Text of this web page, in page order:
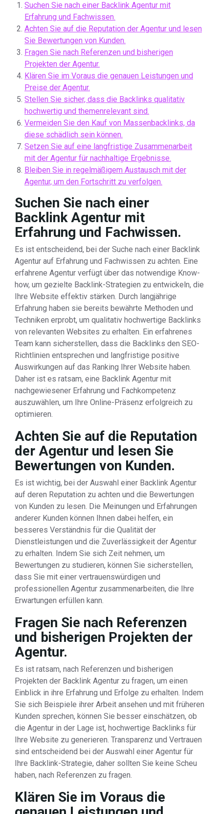
Suchen Sie nach einer Backlink Agentur mit
Erfahrung und Fachwissen.
Achten Sie auf die Reputation der Agentur und lesen
Sie Bewertungen von Kunden.
Fragen Sie nach Referenzen und bisherigen
Projekten der Agentur.
Klären Sie im Voraus die genauen Leistungen und
Preise der Agentur.
Stellen Sie sicher, dass die Backlinks qualitativ
hochwertig und themenrelevant sind.
Vermeiden Sie den Kauf von Massenbacklinks, da
diese schädlich sein können.
Setzen Sie auf eine langfristige Zusammenarbeit
mit der Agentur für nachhaltige Ergebnisse.
Bleiben Sie in regelmäßigem Austausch mit der
Agentur, um den Fortschritt zu verfolgen.
Suchen Sie nach einer
Backlink Agentur mit
Erfahrung und Fachwissen.
Es ist entscheidend, bei der Suche nach einer Backlink
Agentur auf Erfahrung und Fachwissen zu achten. Eine
erfahrene Agentur verfügt über das notwendige Know-
how, um gezielte Backlink-Strategien zu entwickeln, die
Ihre Website effektiv stärken. Durch langjährige
Erfahrung haben sie bereits bewährte Methoden und
Techniken erprobt, um qualitativ hochwertige Backlinks
von relevanten Websites zu erhalten. Ein erfahrenes
Team kann sicherstellen, dass die Backlinks den SEO-
Richtlinien entsprechen und langfristige positive
Auswirkungen auf das Ranking Ihrer Website haben.
Daher ist es ratsam, eine Backlink Agentur mit
nachgewiesener Erfahrung und Fachkompetenz
auszuwählen, um Ihre Online-Präsenz erfolgreich zu
optimieren.
Achten Sie auf die Reputation
der Agentur und lesen Sie
Bewertungen von Kunden.
Es ist wichtig, bei der Auswahl einer Backlink Agentur
auf deren Reputation zu achten und die Bewertungen
von Kunden zu lesen. Die Meinungen und Erfahrungen
anderer Kunden können Ihnen dabei helfen, ein
besseres Verständnis für die Qualität der
Dienstleistungen und die Zuverlässigkeit der Agentur
zu erhalten. Indem Sie sich Zeit nehmen, um
Bewertungen zu studieren, können Sie sicherstellen,
dass Sie mit einer vertrauenswürdigen und
professionellen Agentur zusammenarbeiten, die Ihre
Erwartungen erfüllen kann.
Fragen Sie nach Referenzen
und bisherigen Projekten der
Agentur.
Es ist ratsam, nach Referenzen und bisherigen
Projekten der Backlink Agentur zu fragen, um einen
Einblick in ihre Erfahrung und Erfolge zu erhalten. Indem
Sie sich Beispiele ihrer Arbeit ansehen und mit früheren
Kunden sprechen, können Sie besser einschätzen, ob
die Agentur in der Lage ist, hochwertige Backlinks für
Ihre Website zu generieren. Transparenz und Vertrauen
sind entscheidend bei der Auswahl einer Agentur für
Ihre Backlink-Strategie, daher sollten Sie keine Scheu
haben, nach Referenzen zu fragen.
Klären Sie im Voraus die